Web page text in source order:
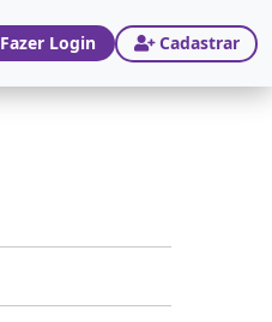
Fazer Login Cadastrar